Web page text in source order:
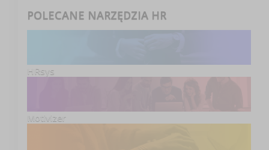
POLECANE NARZĘDZIA HR
HRsys
Motivizer